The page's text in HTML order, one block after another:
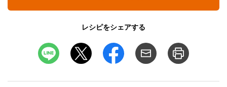
レシピをシェアする